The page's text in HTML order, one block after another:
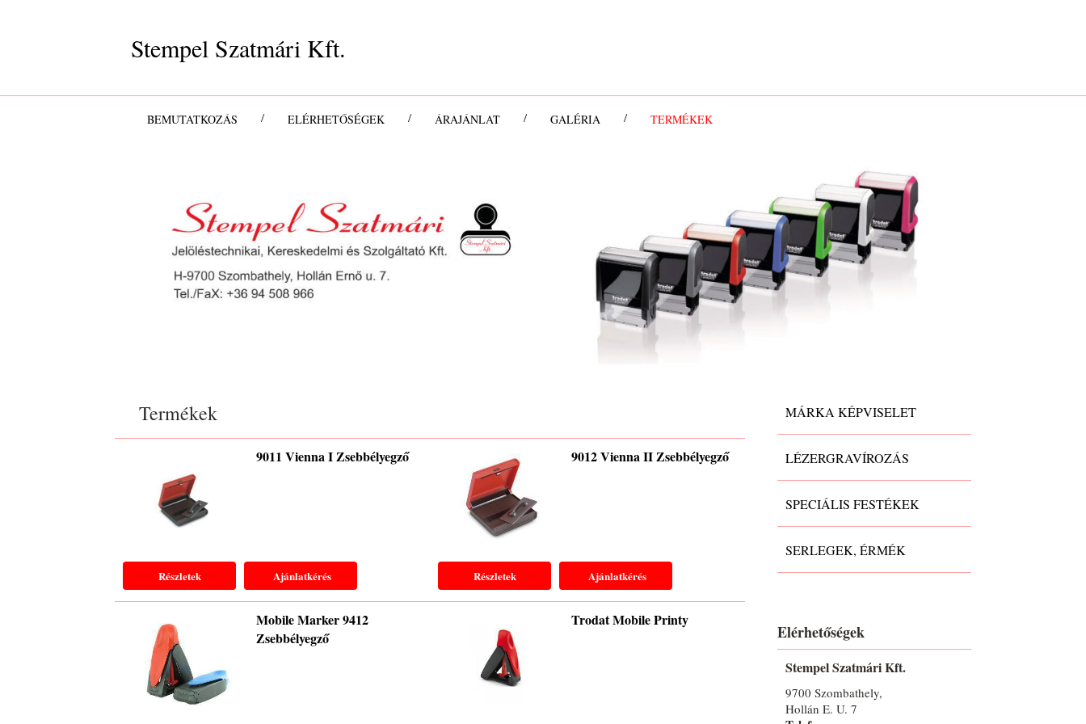
Stempel Szatmári Kft.
BEMUTATKOZÁS / ELÉRHETŐSÉGEK / ÁRAJÁNLAT / GALÉRIA / TERMÉKEK
Termékek
9011 Vienna I Zsebbélyegző
Részletek Ajánlatkérés
9012 Vienna II Zsebbélyegző
Részletek Ajánlatkérés
Mobile Marker 9412
Zsebbélyegző
Trodat Mobile Printy
MÁRKA KÉPVISELET
LÉZERGRAVÍROZÁS
SPECIÁLIS FESTÉKEK
SERLEGEK, ÉRMÉK
Elérhetőségek
Stempel Szatmári Kft.
9700 Szombathely,
Hollán E. U. 7